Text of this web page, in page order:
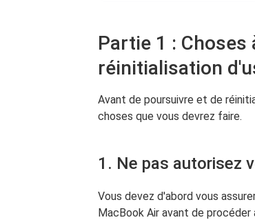
Partie 1 :
réinitialisation
Avant de poursuivre et de
choses que vous devrez faire.
1. Ne pas autorisez
Vous devez d'abord vous
MacBook Air avant de procéder